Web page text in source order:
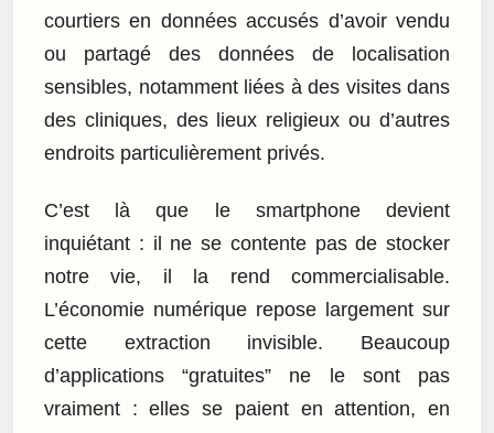
courtiers en données accusés d’avoir vendu
ou partagé des données de localisation
sensibles, notamment liées à des visites dans
des cliniques, des lieux religieux ou d’autres
endroits particulièrement privés.
C’est là que le smartphone devient
inquiétant : il ne se contente pas de stocker
notre vie, il la rend commercialisable.
L’économie numérique repose largement sur
cette extraction invisible. Beaucoup
d’applications “gratuites” ne le sont pas
vraiment : elles se paient en attention, en